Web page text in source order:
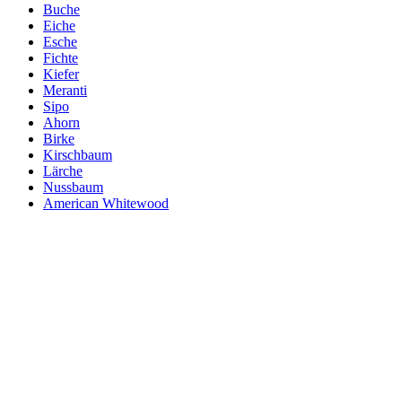
Buche
Eiche
Esche
Fichte
Kiefer
Meranti
Sipo
Ahorn
Birke
Kirschbaum
Lärche
Nussbaum
American Whitewood